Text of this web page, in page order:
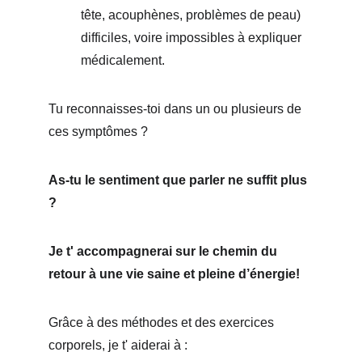
tête, acouphènes, problèmes de peau)
difficiles, voire impossibles à expliquer
médicalement.
Tu reconnaisses-toi dans un ou plusieurs de
ces symptômes ?
As-tu le sentiment que parler ne suffit plus
?
Je t' accompagnerai sur le chemin du
retour à une vie saine et pleine d’énergie!
Grâce à des méthodes et des exercices
corporels, je t' aiderai à :